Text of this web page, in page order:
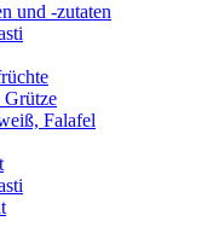
und -zutaten
Grütze
Falafel